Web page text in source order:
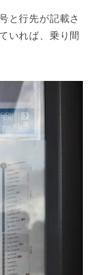
と行先が記載さ
いれば、乗り間